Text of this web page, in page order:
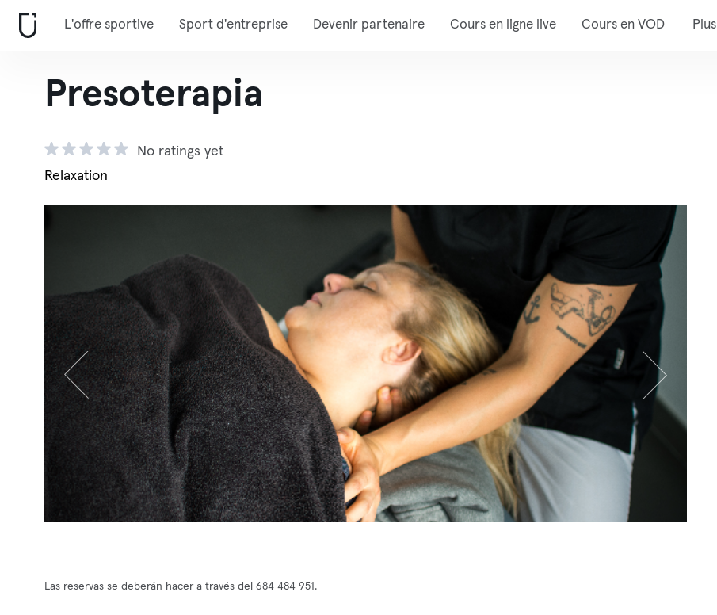
L'offre sportive Sport d'entreprise Devenir partenaire Cours en ligne live Cours en VOD Plus
Presoterapia
No ratings yet
Relaxation
Las reservas se deberán hacer a través del 684 484 951.